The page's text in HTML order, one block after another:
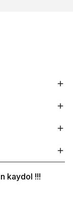
kaydol !!!